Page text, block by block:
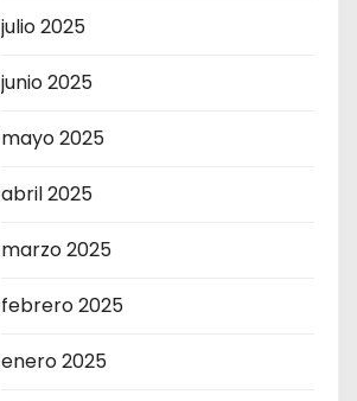
julio 2025
junio 2025
mayo 2025
abril 2025
marzo 2025
febrero 2025
enero 2025